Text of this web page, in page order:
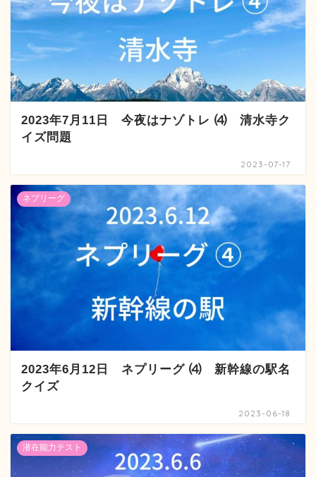
2023年7月11日 今夜はナゾトレ ⑷ 清水寺ク
イズ問題
2023-07-17
ネプリーグ
2023年6月12日 ネプリーグ ⑷ 新幹線の駅名
クイズ
2023-06-18
潜在能力テスト